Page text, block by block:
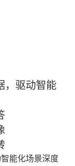
，驱动智能
能化场景深度